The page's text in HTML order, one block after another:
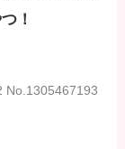
！
No.1305467193